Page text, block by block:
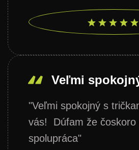
Veľmi
"Veľmi spokojný s
vás! Dúfam že čoskoro
spolupráca"